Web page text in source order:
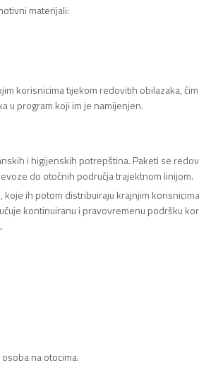
materijali:
korisnicima tijekom redovitih obilazaka,
u program koji im je namijenjen.
i higijenskih potrepština. Paketi se
do otočnih područja trajektnom linijom.
ih potom distribuiraju krajnjim
kontinuiranu i pravovremenu podršku
na otocima.